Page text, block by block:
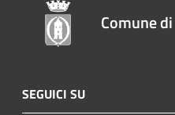
Comune
SEGUICI SU